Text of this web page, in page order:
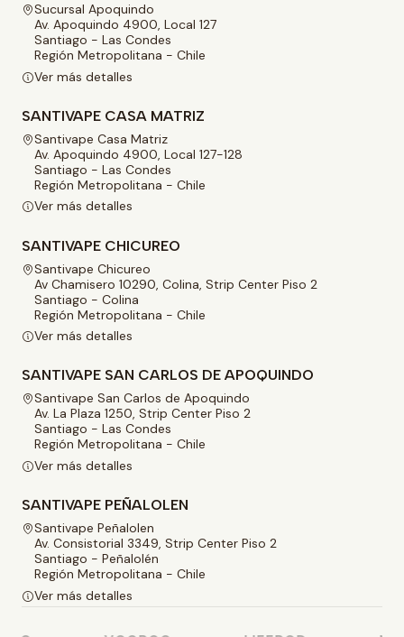
Sucursal Apoquindo
Av. Apoquindo 4900, Local 127
Santiago - Las Condes
Región Metropolitana - Chile
Ver más detalles
SANTIVAPE CASA MATRIZ
Santivape Casa Matriz
Av. Apoquindo 4900, Local 127-128
Santiago - Las Condes
Región Metropolitana - Chile
Ver más detalles
SANTIVAPE CHICUREO
Santivape Chicureo
Av Chamisero 10290, Colina, Strip Center Piso 2
Santiago - Colina
Región Metropolitana - Chile
Ver más detalles
SANTIVAPE SAN CARLOS DE APOQUINDO
Santivape San Carlos de Apoquindo
Av. La Plaza 1250, Strip Center Piso 2
Santiago - Las Condes
Región Metropolitana - Chile
Ver más detalles
SANTIVAPE PEÑALOLEN
Santivape Peñalolen
Av. Consistorial 3349, Strip Center Piso 2
Santiago - Peñalolén
Región Metropolitana - Chile
Ver más detalles